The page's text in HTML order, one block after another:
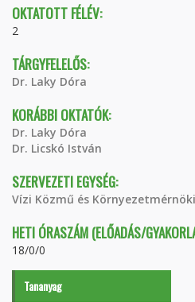
OKTATOTT FÉLÉV:
2
TÁRGYFELELŐS:
Dr. Laky Dóra
KORÁBBI OKTATÓK:
Dr. Laky Dóra
Dr. Licskó István
SZERVEZETI EGYSÉG:
Vízi Közmű és
HETI ÓRASZÁM (ELŐADÁS/
18/0/0
Tananyag